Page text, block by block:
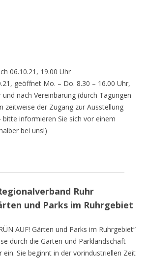
06.10.21, 19.00 Uhr
geöffnet Mo. – Do. 8.30 – 16.00 Uhr,
und nach Vereinbarung (durch Tagungen
zeitweise der Zugang zur Ausstellung
informieren Sie sich vor einem
bei uns!)
Ruhr
und Parks im Ruhrgebiet
AUF! Gärten und Parks im Ruhrgebiet“
durch die Garten-und Parklandschaft
ein. Sie beginnt in der vorindustriellen Zeit